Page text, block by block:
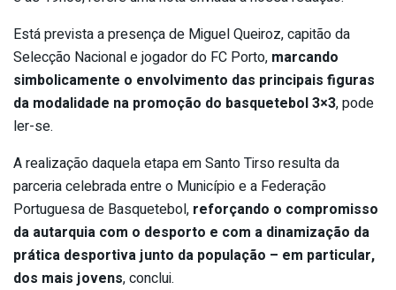
Está prevista a presença de Miguel Queiroz, capitão da
Selecção Nacional e jogador do FC Porto, marcando
simbolicamente o envolvimento das principais figuras
da modalidade na promoção do basquetebol 3×3, pode
ler-se.
A realização daquela etapa em Santo Tirso resulta da
parceria celebrada entre o Município e a Federação
Portuguesa de Basquetebol, reforçando o compromisso
da autarquia com o desporto e com a dinamização da
prática desportiva junto da população – em particular,
dos mais jovens, conclui.